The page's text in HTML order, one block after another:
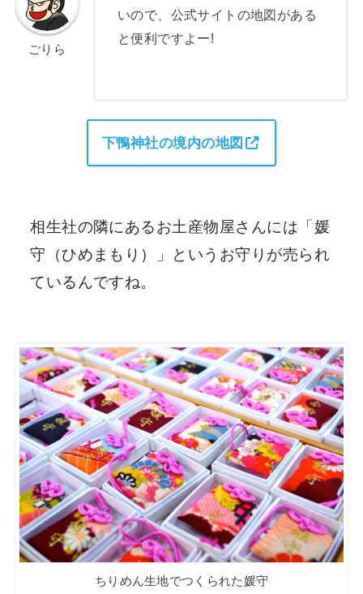
ごりら
いので、公式サイトの地図がある
と便利ですよー!
下鴨神社の境内の地図
相生社の隣にあるお土産物屋さんには「媛
守（ひめまもり）」というお守りが売られ
ているんですね。
ちりめん生地でつくられた媛守